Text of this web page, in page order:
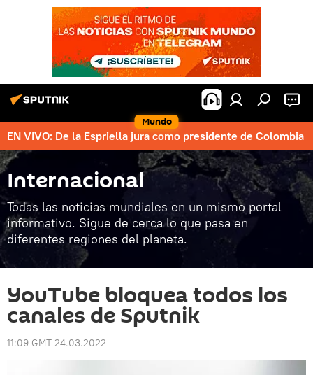
Mundo
EN VIVO: De la Espriella jura como presidente de Colombia
Internacional
Todas las noticias mundiales en un mismo portal
informativo. Sigue de cerca lo que pasa en
diferentes regiones del planeta.
YouTube bloquea todos los
canales de Sputnik
11:09 GMT 24.03.2022